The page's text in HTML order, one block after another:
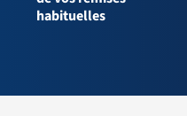
habituelles